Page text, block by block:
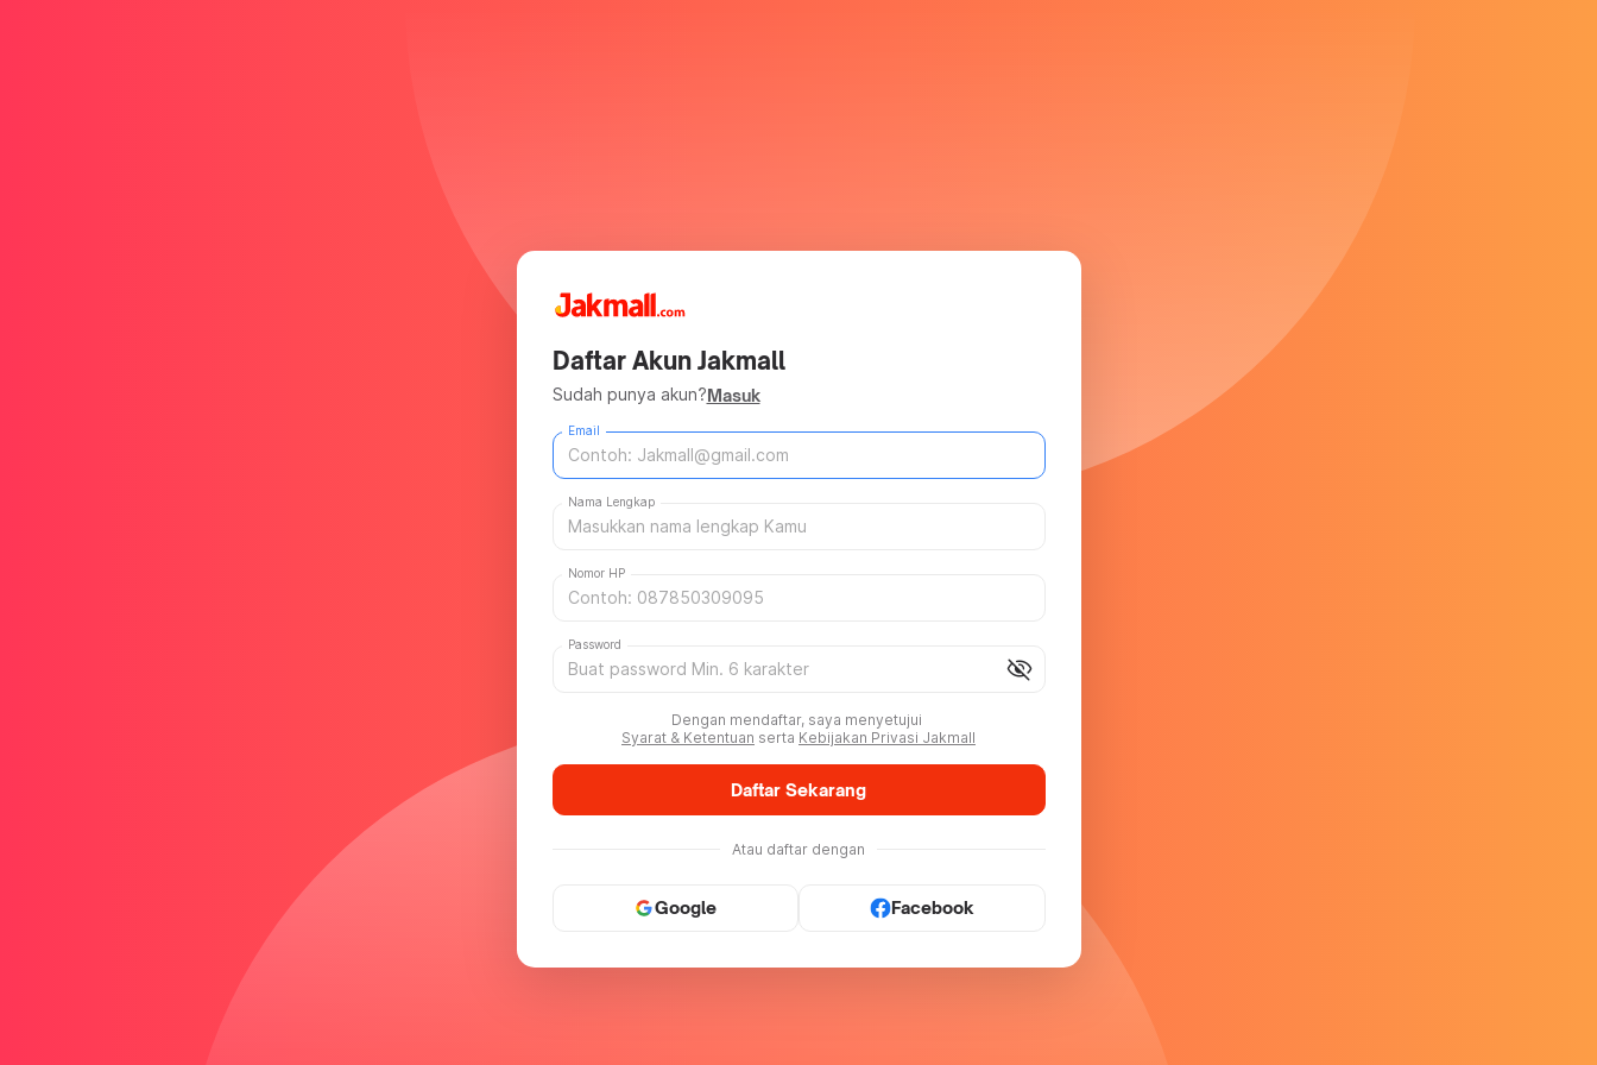
Daftar Akun Jakmall
Sudah punya akun?Masuk
Email
Nama Lengkap
Nomor HP
visibility_off
Password
Dengan mendaftar, saya menyetujui
Syarat & Ketentuan serta Kebijakan Privasi Jakmall
Daftar Sekarang
Atau daftar dengan
Google Facebook